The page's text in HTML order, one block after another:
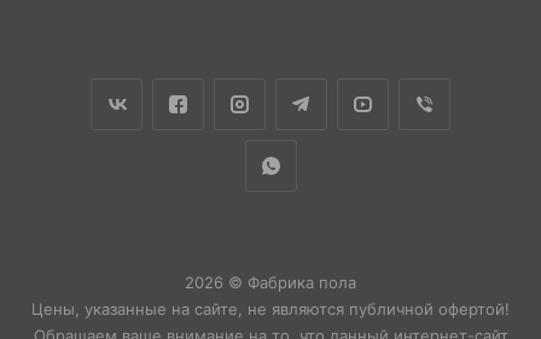
2026 © Фабрика пола
Цены, указанные на сайте, не являются публичной офертой!